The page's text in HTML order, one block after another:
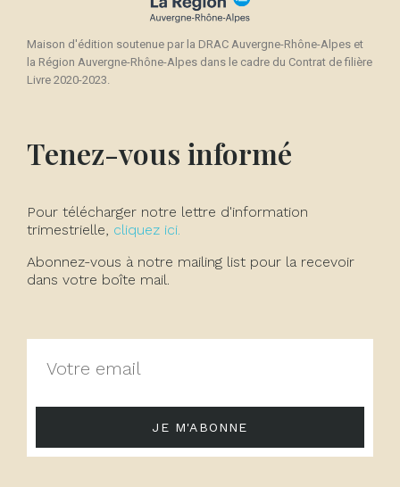
Maison d'édition soutenue par la DRAC Auvergne-Rhône-Alpes et
la Région Auvergne-Rhône-Alpes dans le cadre du Contrat de filière
Livre 2020-2023.
Tenez-vous informé
Pour télécharger notre lettre d'information
trimestrielle, cliquez ici.
Abonnez-vous à notre mailing list pour la recevoir
dans votre boîte mail.
JE M'ABONNE